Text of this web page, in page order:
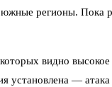
регионы. Пока
видно
установлена —